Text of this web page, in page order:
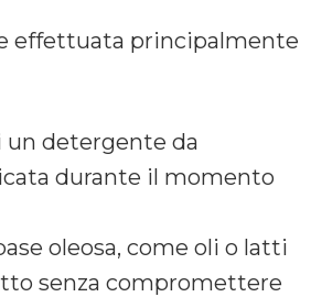
effettuata principalmente
un detergente da
durante il momento
oleosa, come oli o latti
senza compromettere